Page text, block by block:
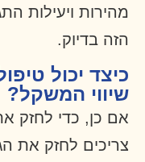
מהירות ויעילות
הזה בדיוק.
כיצד יכול
שיווי המשקל?
אם כן, כדי לחזק
צריכים לחזק את